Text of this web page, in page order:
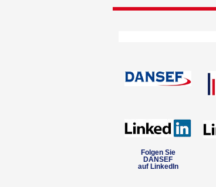
Folgen Sie
DANSEF
auf LinkedIn